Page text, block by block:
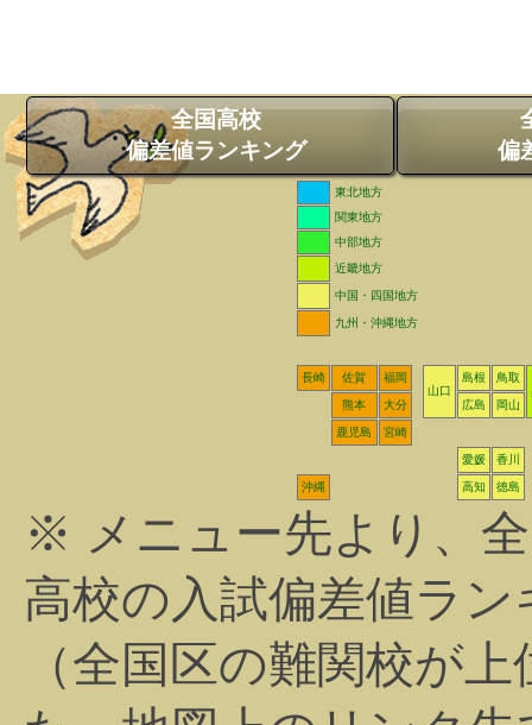
全国高校
偏差値ランキング
偏
東北地方
関東地方
中部地方
近畿地方
中国・四国地方
九州・沖縄地方
長崎 佐賀
福岡
山口
島根
鳥取
熊本
大分 広島 岡山
鹿児島 宮崎
愛媛 香川
沖縄 高知 徳島
※ メニュー先より、
高校の入試偏差値ラ
（全国区の難関校が